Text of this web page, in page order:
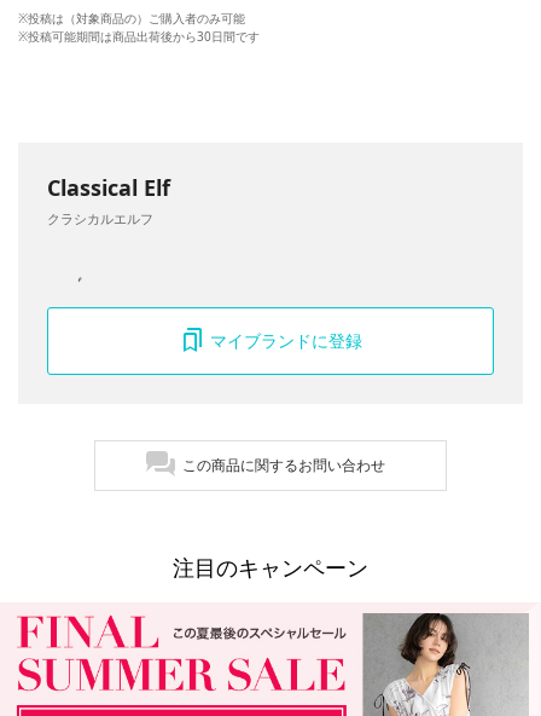
※投稿は（対象商品の）ご購入者のみ可能
※投稿可能期間は商品出荷後から30日間です
Classical Elf
クラシカルエルフ
マイブランドに登録
この商品に関するお問い合わせ
注目のキャンペーン